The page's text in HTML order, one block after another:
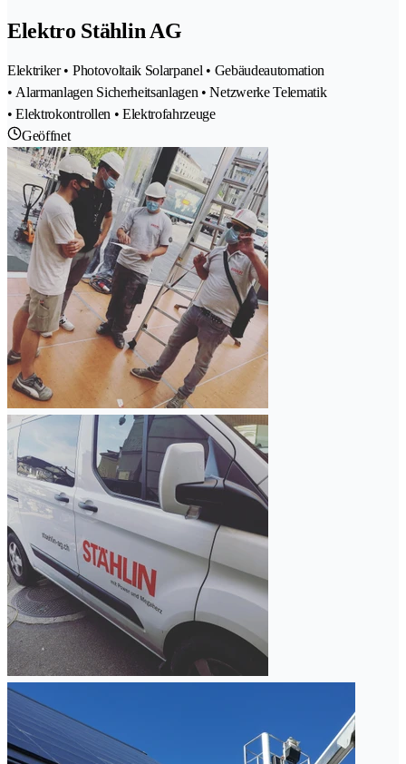
Elektro Stählin AG
Elektriker • Photovoltaik Solarpanel • Gebäudeautomation
• Alarmanlagen Sicherheitsanlagen • Netzwerke Telematik
• Elektrokontrollen • Elektrofahrzeuge
Geöffnet